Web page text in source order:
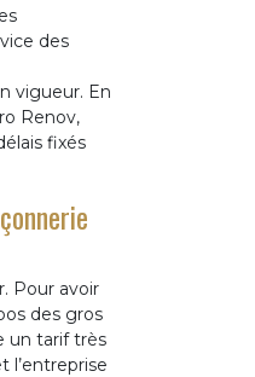
des
vigueur. En
Renov,
fixés
Pour avoir
des gros
un tarif très
l’entreprise